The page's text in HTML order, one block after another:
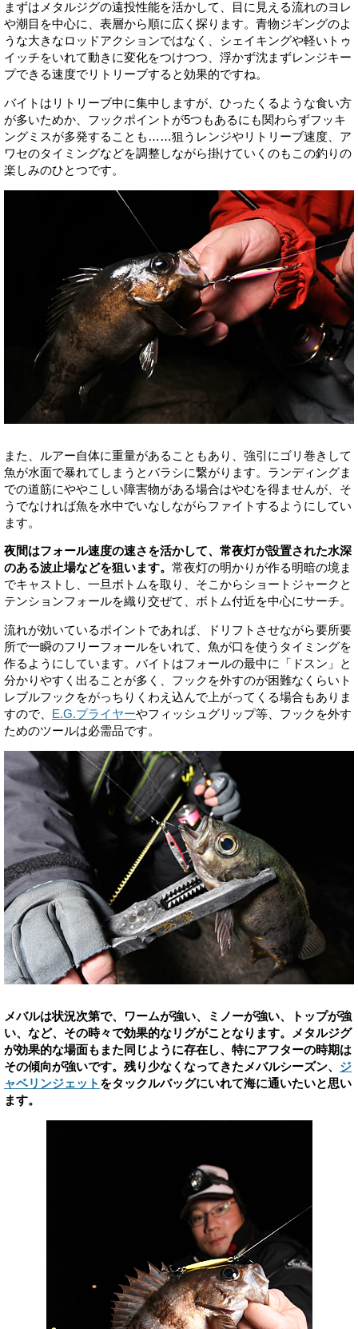
まずはメタルジグの遠投性能を活かして、目に見える流れのヨレ
や潮目を中心に、表層から順に広く探ります。青物ジギングのよ
うな大きなロッドアクションではなく、シェイキングや軽いトゥ
イッチをいれて動きに変化をつけつつ、浮かず沈まずレンジキー
プできる速度でリトリーブすると効果的ですね。
バイトはリトリーブ中に集中しますが、ひったくるような食い方
が多いためか、フックポイントが5つもあるにも関わらずフッキ
ングミスが多発することも……狙うレンジやリトリーブ速度、ア
ワセのタイミングなどを調整しながら掛けていくのもこの釣りの
楽しみのひとつです。
また、ルアー自体に重量があることもあり、強引にゴリ巻きして
魚が水面で暴れてしまうとバラシに繋がります。ランディングま
での道筋にややこしい障害物がある場合はやむを得ませんが、そ
うでなければ魚を水中でいなしながらファイトするようにしてい
ます。
夜間はフォール速度の速さを活かして、常夜灯が設置された水深
のある波止場などを狙います。 常夜灯の明かりが作る明暗の境ま
でキャストし、一旦ボトムを取り、そこからショートジャークと
テンションフォールを織り交ぜて、ボトム付近を中心にサーチ。
流れが効いているポイントであれば、ドリフトさせながら要所要
所で一瞬のフリーフォールをいれて、魚が口を使うタイミングを
作るようにしています。バイトはフォールの最中に「ドスン」と
分かりやすく出ることが多く、フックを外すのが困難なくらいト
レブルフックをがっちりくわえ込んで上がってくる場合もありま
すので、
E.G.プライヤーやフィッシュグリップ等、フックを外す
ためのツールは必需品です。
メバルは状況次第で、ワームが強い、ミノーが強い、トップが強
い、など、その時々で効果的なリグがことなります。メタルジグ
が効果的な場面もまた同じように存在し、特にアフターの時期は
その傾向が強いです。残り少なくなってきたメバルシーズン、 ジ
ャベリンジェット をタックルバッグにいれて海に通いたいと思い
ます。